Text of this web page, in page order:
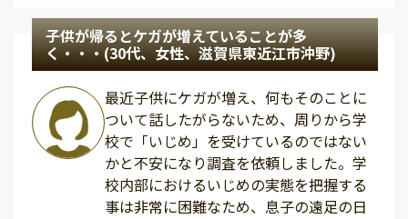
子供が帰るとケガが増えていることが多
く・・・(30代、女性、滋賀県東近江市沖野)
最近子供にケガが増え、何もそのことに
ついて話したがらないため、周りから学
校で「いじめ」を受けているのではない
かと不安になり調査を依頼しました。学
校内部におけるいじめの実態を把握する
事は非常に困難なため、息子の遠足の日